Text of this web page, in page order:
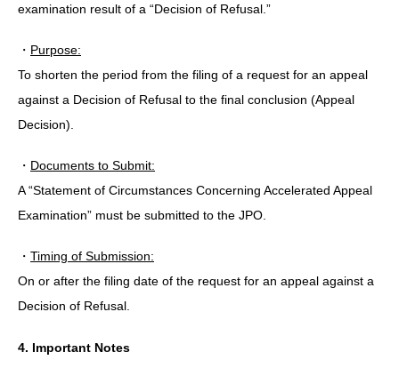
examination result of a “Decision of Refusal.”
・ Purpose:
To shorten the period from the filing of a request for an appeal
against a Decision of Refusal to the final conclusion (Appeal
Decision).
・ Documents to Submit:
A “Statement of Circumstances Concerning Accelerated Appeal
Examination” must be submitted to the JPO.
・ Timing of Submission:
On or after the filing date of the request for an appeal against a
Decision of Refusal.
4. Important Notes